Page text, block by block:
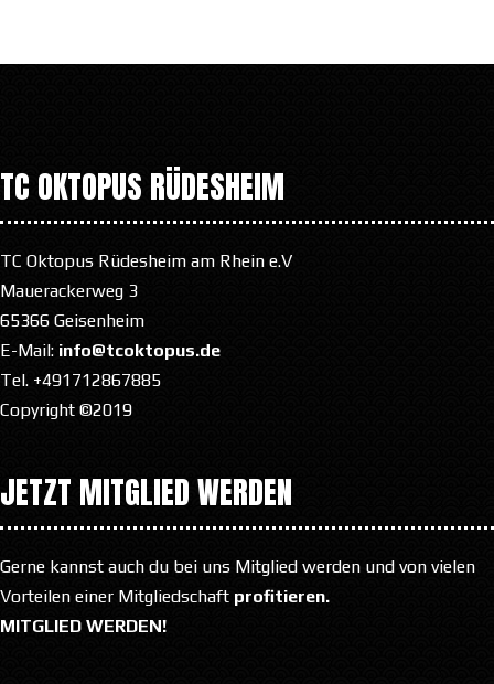
TC OKTOPUS RÜDESHEIM
TC Oktopus Rüdesheim am Rhein e.V
Mauerackerweg 3
65366 Geisenheim
E-Mail: info@tcoktopus.de
Tel. +491712867885
Copyright ©2019
JETZT MITGLIED WERDEN
Gerne kannst auch du bei uns Mitglied werden und von vielen
Vorteilen einer Mitgliedschaft profitieren.
MITGLIED WERDEN!